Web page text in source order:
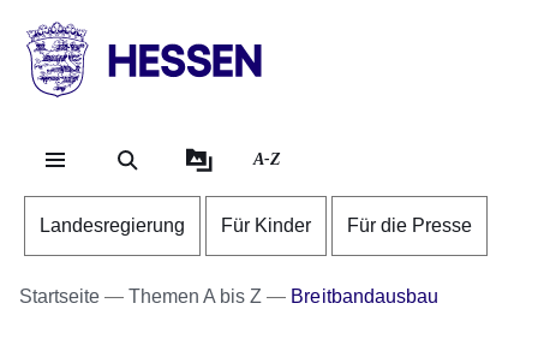
HESSEN
Landesregierung
A-Z
Landesregierung Für Kinder Für die Presse
Startseite Themen A bis Z Breitbandausbau